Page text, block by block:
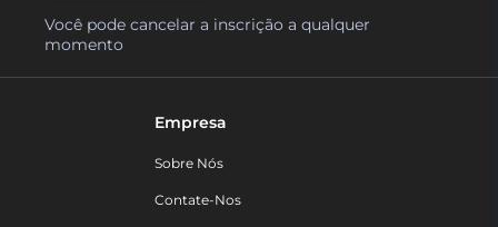
Você pode cancelar a inscrição a qualquer
momento
Empresa
Sobre Nós
Contate-Nos